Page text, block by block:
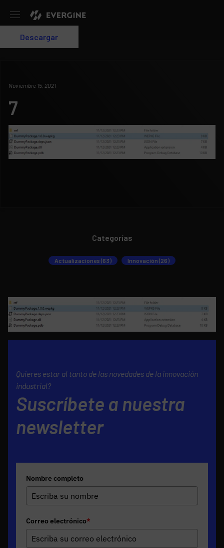
Login
Descargar
Noviembre 15, 2021
7
Categorías
Actualizaciones (63) Innovación (26)
Quieres estar al tanto de las novedades de la innovación
industrial?
Suscríbete a nuestra
newsletter
Nombre completo
Correo electrónico*